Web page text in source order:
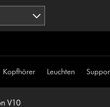
Kopfhörer Leuchten
V10